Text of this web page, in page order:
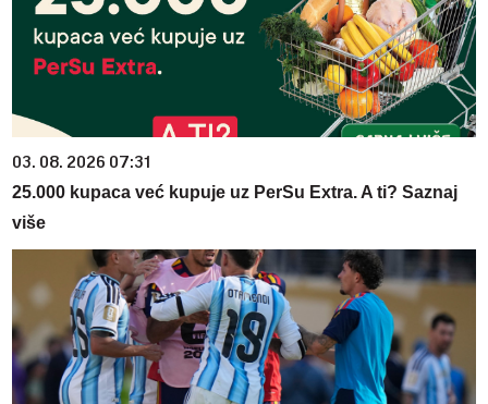
03. 08. 2026 07:31
25.000 kupaca već kupuje uz PerSu Extra. A ti? Saznaj
više